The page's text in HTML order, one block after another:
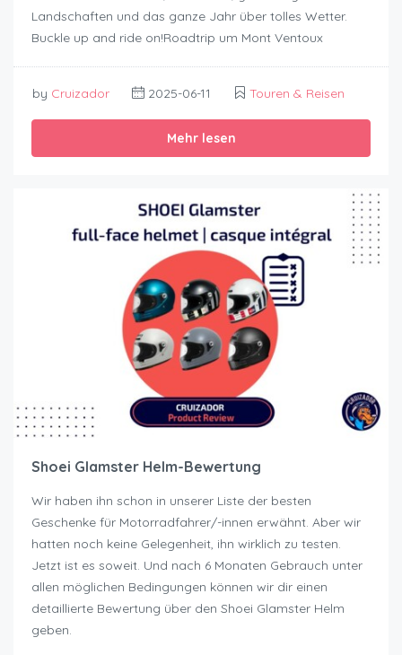
Landschaften und das ganze Jahr über tolles Wetter.
Buckle up and ride on!Roadtrip um Mont Ventoux
by Cruizador 2025-06-11 Touren & Reisen
Mehr lesen
Shoei Glamster Helm-Bewertung
Wir haben ihn schon in unserer Liste der besten
Geschenke für Motorradfahrer/-innen erwähnt. Aber wir
hatten noch keine Gelegenheit, ihn wirklich zu testen.
Jetzt ist es soweit. Und nach 6 Monaten Gebrauch unter
allen möglichen Bedingungen können wir dir einen
detaillierte Bewertung über den Shoei Glamster Helm
geben.